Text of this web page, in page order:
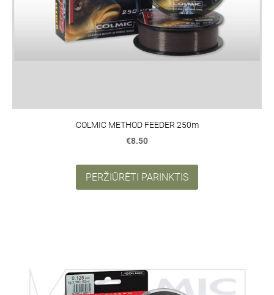
COLMIC METHOD FEEDER 250m
€8.50
PERŽIŪRĖTI PARINKTIS